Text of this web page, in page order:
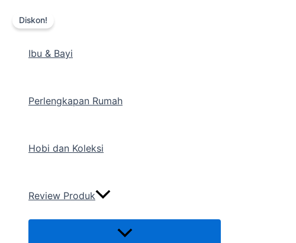
ke
Ibu & Bayi
Perlengkapan Rumah
Hobi dan Koleksi
Review Produk
Diskon!